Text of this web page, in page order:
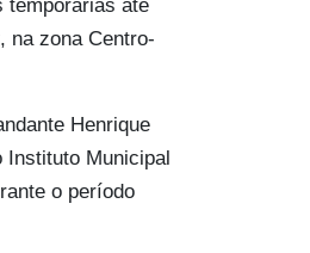
temporárias até
na zona Centro-
Henrique
Instituto Municipal
o período